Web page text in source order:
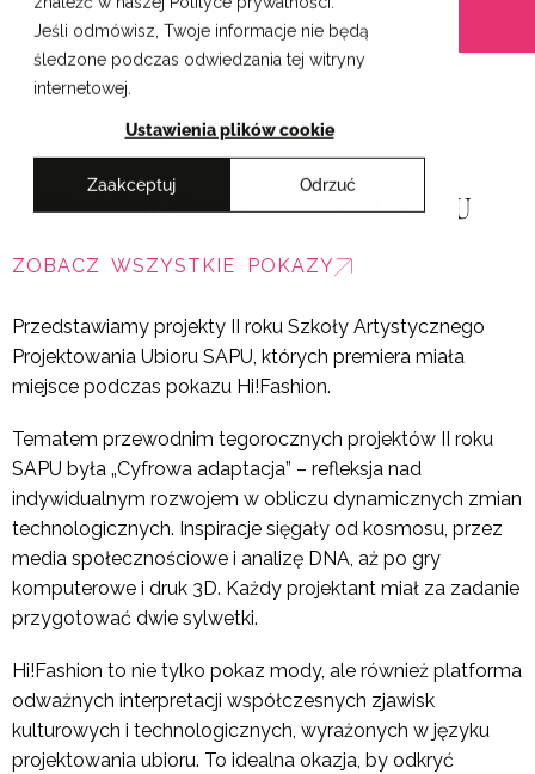
Jeśli odmówisz, Twoje informacje nie będą
śledzone podczas odwiedzania tej witryny
internetowej.
Ustawienia plików cookie
Zaakceptuj Odrzuć
Przejdź
treści
Krakowskie Szkoły Artystyczne
Hi!Fashion Show 2025 II rok SAPU
ZOBACZ WSZYSTKIE POKAZY
Przedstawiamy projekty II roku Szkoły Artystycznego
Projektowania Ubioru SAPU, których premiera miała
miejsce podczas pokazu Hi!Fashion.
Tematem przewodnim tegorocznych projektów II roku
SAPU była „Cyfrowa adaptacja” – refleksja nad
indywidualnym rozwojem w obliczu dynamicznych zmian
technologicznych. Inspiracje sięgały od kosmosu, przez
media społecznościowe i analizę DNA, aż po gry
komputerowe i druk 3D. Każdy projektant miał za zadanie
przygotować dwie sylwetki.
Hi!Fashion to nie tylko pokaz mody, ale również platforma
odważnych interpretacji współczesnych zjawisk
kulturowych i technologicznych, wyrażonych w języku
projektowania ubioru. To idealna okazja, by odkryć